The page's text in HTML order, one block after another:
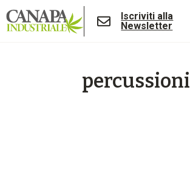
Iscriviti alla
Newsletter
percussioni